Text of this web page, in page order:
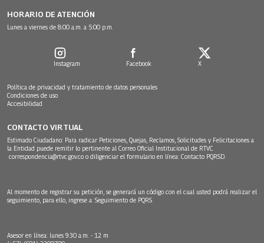
HORARIO DE ATENCIÓN
Lunes a viernes de 8:00 a.m. a 5:00 p.m.
Instagram Facebook X
Política de privacidad y tratamiento de datos personales
Condiciones de uso
Accesibilidad
CONTACTO VIRTUAL
Estimado Ciudadano: Para radicar Peticiones, Quejas, Reclamos, Solicitudes y Felicitaciones a
la Entidad puede remitir lo pertinente al Correo Oficial Institucional de RTVC
correspondencia@rtvc.gov.co o diligenciar el formulario en línea: Contacto PQRSD.
Al momento de registrar su petición, se generará un código con el cual usted podrá realizar el
seguimiento, para ello, ingrese a: Seguimiento de PQRS
Asesor en línea: lunes 9:30 a.m. - 12 m